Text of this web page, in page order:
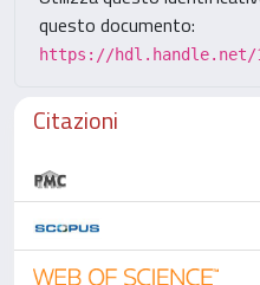
questo documento:
https://hdl.handle.net/
Citazioni